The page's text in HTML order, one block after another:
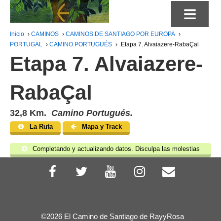
≡
Inicio › CAMINOS › CAMINOS DE SANTIAGO POR EUROPA ›
PORTUGAL › CAMINO PORTUGUÉS › Etapa 7. Alvaiazere-RabaÇal
Etapa 7. Alvaiazere-
RabaÇal
32,8 Km. Camino Portugués.
La Ruta Mapa y Track
Completando y actualizando datos. Disculpa las molestias
©2026 El Camino de Santiago de RayyRosa